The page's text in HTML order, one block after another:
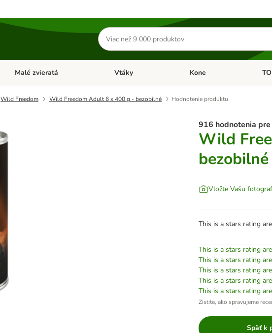
Hľadať
produkty
Otvoriť menu: Mačky
Malé zvieratá Otvoriť menu: Malé zvieratá
Vtáky Otvoriť menu: Vtáky
Kone
Wild Freedom Wild Freedom Adult 6 x 400 g - bezobilné Hodnotenie produktu
916 hodnotenia pre
Wild
bezobilné
Vložte Vašu
This is a stars rating
This is a stars rating
This is a stars rating
This is a stars rating
This is a stars rating
This is a stars rating
Zistite, ako spravujeme
Späť k